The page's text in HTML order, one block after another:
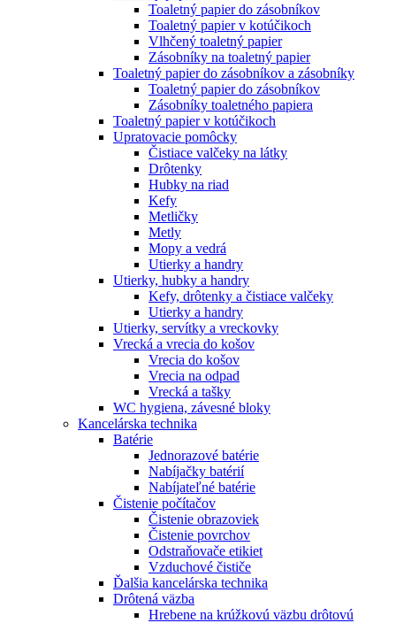
Toaletný papier do zásobníkov
Toaletný papier v kotúčikoch
Vlhčený toaletný papier
Zásobníky na toaletný papier
Toaletný papier do zásobníkov a zásobníky
Toaletný papier do zásobníkov
Zásobníky toaletného papiera
Toaletný papier v kotúčikoch
Upratovacie pomôcky
Čistiace valčeky na látky
Drôtenky
Hubky na riad
Kefy
Metličky
Metly
Mopy a vedrá
Utierky a handry
Utierky, hubky a handry
Kefy, drôtenky a čistiace valčeky
Utierky a handry
Utierky, servítky a vreckovky
Vrecká a vrecia do košov
Vrecia do košov
Vrecia na odpad
Vrecká a tašky
WC hygiena, závesné bloky
Kancelárska technika
Batérie
Jednorazové batérie
Nabíjačky batérií
Nabíjateľné batérie
Čistenie počítačov
Čistenie obrazoviek
Čistenie povrchov
Odstraňovače etikiet
Vzduchové čističe
Ďalšia kancelárska technika
Drôtená väzba
Hrebene na krúžkovú väzbu drôtovú